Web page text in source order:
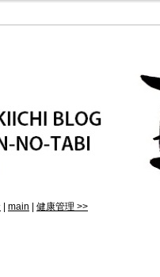
main 健康管理 >>